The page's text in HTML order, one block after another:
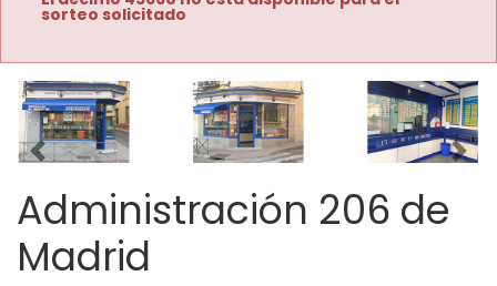
sorteo solicitado
Imagen anterior
Administración 206 de
Madrid